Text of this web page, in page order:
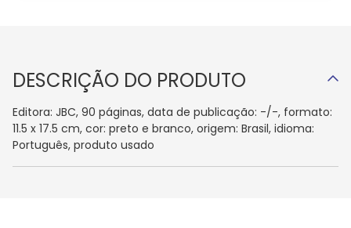
DESCRIÇÃO DO PRODUTO
Editora: JBC, 90 páginas, data de publicação: -/-, formato:
11.5 x 17.5 cm, cor: preto e branco, origem: Brasil, idioma:
Português, produto usado